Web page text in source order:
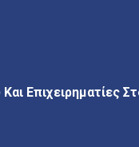
Επιχειρηματίες